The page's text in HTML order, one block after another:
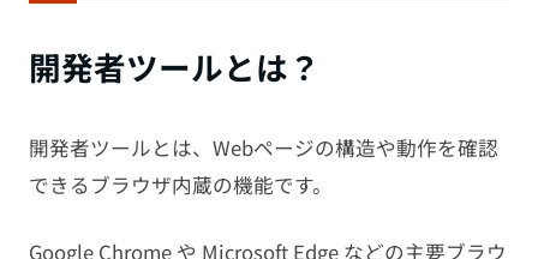
開発者ツールとは？
開発者ツールとは、Webページの構造や動作を確認
できるブラウザ内蔵の機能です。
Google Chrome や Microsoft Edge などの主要ブラウ